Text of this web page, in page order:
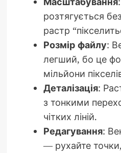
розтягується
растр
Розмір файлу:
легший, бо це
мільйони
Деталізація:
з тонкими
чітких ліній.
Редагування:
— рухайте